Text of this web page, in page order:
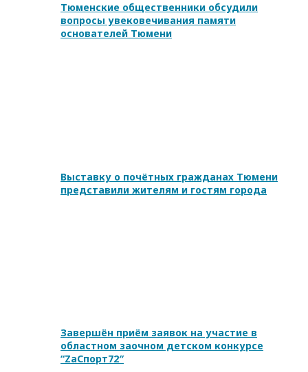
Тюменские общественники обсудили
вопросы увековечивания памяти
основателей Тюмени
Выставку о почётных гражданах Тюмени
представили жителям и гостям города
Завершён приём заявок на участие в
областном заочном детском конкурсе
“ZаСпорт72″